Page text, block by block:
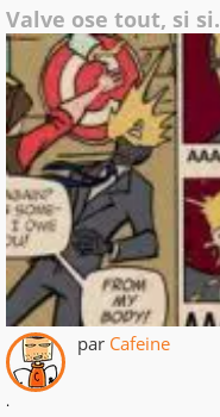
Valve ose tout, si si.
par Cafeine
.